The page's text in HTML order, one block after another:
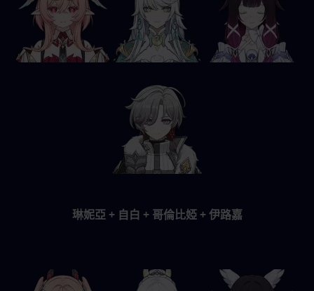
琳妮亞 + 自白 + 哥倫比婭 + 伊路嘉